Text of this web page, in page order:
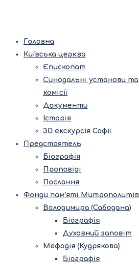
Головна
Київська церква
Єпископат
Синодальні установи та
комісії
Документи
Історія
3D екскурсія Софії
Предстоятель
Біографія
Проповіді
Послання
Фонди пам’яті Митрополитів
Володимира (Сабодана)
Біографія
Духовний заповіт
Мефодія (Кудрякова)
Біографія